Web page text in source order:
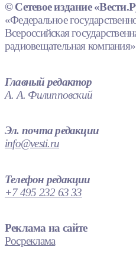
© Сетевое издание
«Федеральное
Всероссийская
радиовещательная
Главный редактор
А. А. Филипповский
Эл. почта редакции
info@vesti.ru
Телефон редакции
+7 495 232 63 33
Реклама на сайте
Росреклама